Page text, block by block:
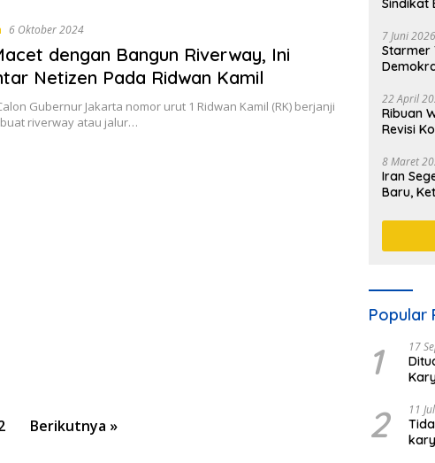
6 Oktober 2024
dengan Bangun Riverway, Ini
Netizen Pada Ridwan Kamil
Gubernur Jakarta nomor urut 1 Ridwan Kamil (RK) berjanji
riverway atau jalur…
Berikutnya »
7 Juni 2026
Starmer
22 April
Ribuan
Revisi
8 Maret
Iran
Baru,
Popular
1 17
2 11